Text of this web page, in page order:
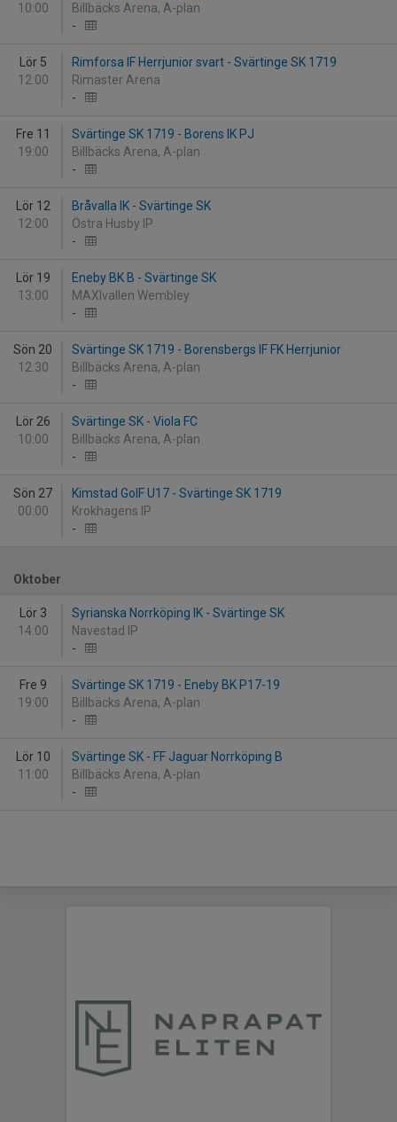
10:00
Billbäcks Arena, A-plan
-
Lör 5
12:00
Rimforsa IF Herrjunior svart - Svärtinge SK 1719
Rimaster Arena
-
Fre 11
19:00
Svärtinge SK 1719 - Borens IK PJ
Billbäcks Arena, A-plan
-
Lör 12
12:00
Bråvalla IK - Svärtinge SK
Östra Husby IP
-
Lör 19
13:00
Eneby BK B - Svärtinge SK
MAXIvallen Wembley
-
Sön 20
12:30
Svärtinge SK 1719 - Borensbergs IF FK Herrjunior
Billbäcks Arena, A-plan
-
Lör 26
10:00
Svärtinge SK - Viola FC
Billbäcks Arena, A-plan
-
Sön 27
00:00
Kimstad GoIF U17 - Svärtinge SK 1719
Krokhagens IP
-
Oktober
Lör 3
14:00
Syrianska Norrköping IK - Svärtinge SK
Navestad IP
-
Fre 9
19:00
Svärtinge SK 1719 - Eneby BK P17-19
Billbäcks Arena, A-plan
-
Lör 10
11:00
Svärtinge SK - FF Jaguar Norrköping B
Billbäcks Arena, A-plan
-